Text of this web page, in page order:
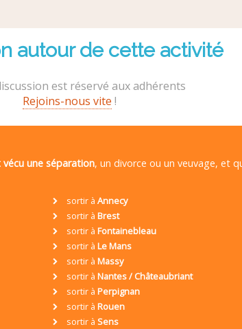
autour de cette activité
est réservé aux adhérents
Rejoins-nous vite !
une séparation, un divorce ou un veuvage, et
sortir à Annecy
sortir à Brest
sortir à Fontainebleau
sortir à Le Mans
sortir à Massy
sortir à Nantes / Châteaubriant
sortir à Perpignan
sortir à Rouen
sortir à Sens